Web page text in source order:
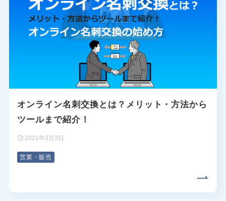
オンライン名刺交換とは？メリット・方法から
ツールまで紹介！
2021年3月3日
営業・販売